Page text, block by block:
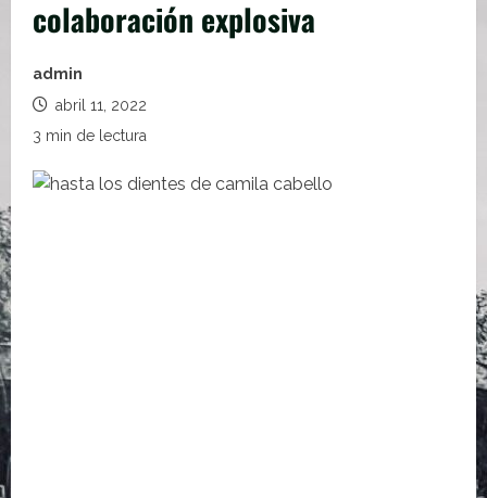
colaboración explosiva
admin
abril 11, 2022
3 min de lectura